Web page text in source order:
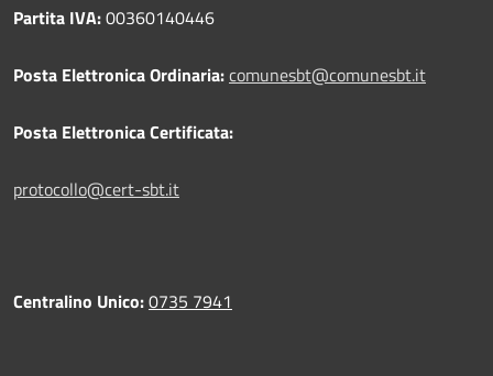
Partita IVA:00360140446
Posta Elettronica Ordinaria:comunesbt@comunesbt.it
Posta Elettronica Certificata:
protocollo@cert-sbt.it
Centralino Unico:0735 7941